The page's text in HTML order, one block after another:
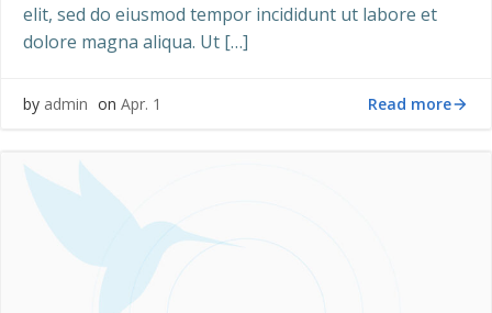
elit, sed do eiusmod tempor incididunt ut labore et
dolore magna aliqua. Ut […]
by admin on Apr. 1 Read more